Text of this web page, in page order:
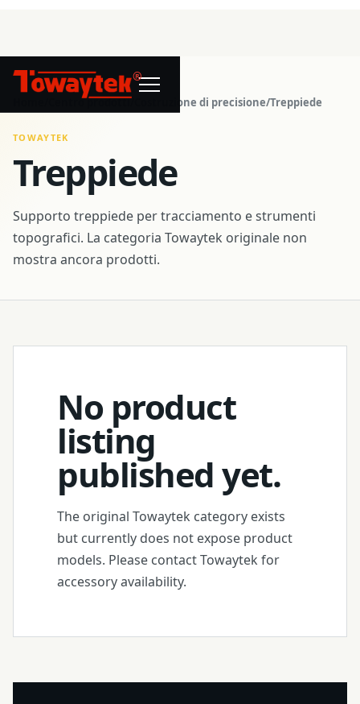
®
Centro prodotti/ Costruzione di precisione/Treppiede
TOWAYTEK
Treppiede
Supporto treppiede per tracciamento e strumenti
topografici. La categoria Towaytek originale non
mostra ancora prodotti.
No product
listing
published yet.
The original Towaytek category exists
but currently does not expose product
models. Please contact Towaytek for
accessory availability.